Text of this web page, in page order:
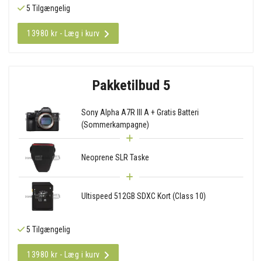
5 Tilgængelig
13980 kr - Læg i kurv
Pakketilbud 5
Sony Alpha A7R III A + Gratis Batteri
(Sommerkampagne)
Neoprene SLR Taske
Ultispeed 512GB SDXC Kort (Class 10)
5 Tilgængelig
13980 kr - Læg i kurv